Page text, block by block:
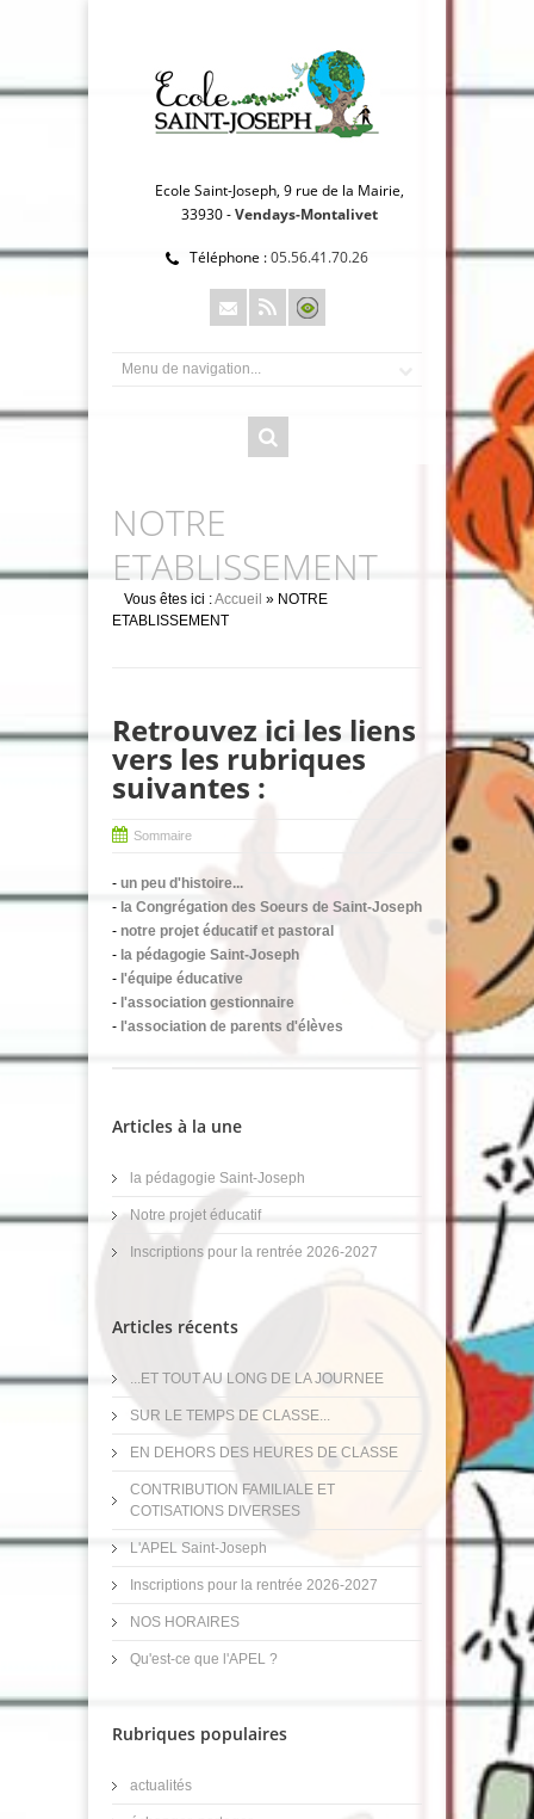
Ecole Saint-Joseph, 9 rue de la Mairie,
33930 -Vendays-Montalivet
Téléphone :05.56.41.70.26
NOTRE
ETABLISSEMENT
Vous êtes ici :Accueil » NOTRE
ETABLISSEMENT
Retrouvez ici les liens
vers les rubriques
suivantes :
Sommaire
- un peu d'histoire...
- la Congrégation des Soeurs de Saint-Joseph
- notre projet éducatif et pastoral
- la pédagogie Saint-Joseph
- l'équipe éducative
- l'association gestionnaire
- l'association de parents d'élèves
Articles à la une
la pédagogie Saint-Joseph
Notre projet éducatif
Inscriptions pour la rentrée 2026-2027
Articles récents
...ET TOUT AU LONG DE LA JOURNEE
SUR LE TEMPS DE CLASSE...
EN DEHORS DES HEURES DE CLASSE
CONTRIBUTION FAMILIALE ET
COTISATIONS DIVERSES
L'APEL Saint-Joseph
Inscriptions pour la rentrée 2026-2027
NOS HORAIRES
Qu'est-ce que l'APEL ?
Rubriques populaires
actualités